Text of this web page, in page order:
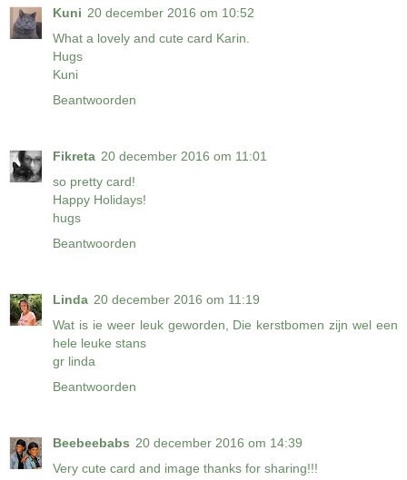
Kuni 20 december 2016 om 10:52
What a lovely and cute card Karin.
Hugs
Kuni
Beantwoorden
Fikreta 20 december 2016 om 11:01
so pretty card!
Happy Holidays!
hugs
Beantwoorden
Linda 20 december 2016 om 11:19
Wat is ie weer leuk geworden, Die kerstbomen zijn wel een
hele leuke stans
gr linda
Beantwoorden
Beebeebabs 20 december 2016 om 14:39
Very cute card and image thanks for sharing!!!